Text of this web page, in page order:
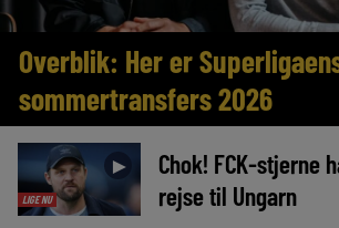
Overblik: Her er
sommertransfers 2026
LIGE NU
►
Chok! FCK-stjerne
rejse til Ungarn